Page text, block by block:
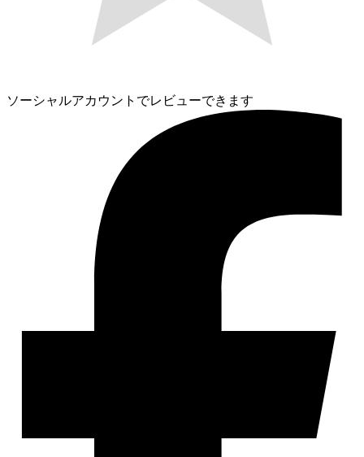
ソーシャルアカウントでレビューできます